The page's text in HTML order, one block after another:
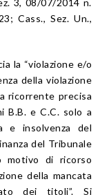
3, 08/07/2014 n.
Cass., Sez. Un.,
la “violazione e/o
della violazione
ricorrente precisa
B.B. e C.C. solo a
e insolvenza del
del Tribunale
motivo di ricorso
della mancata
dei titoli”. Si